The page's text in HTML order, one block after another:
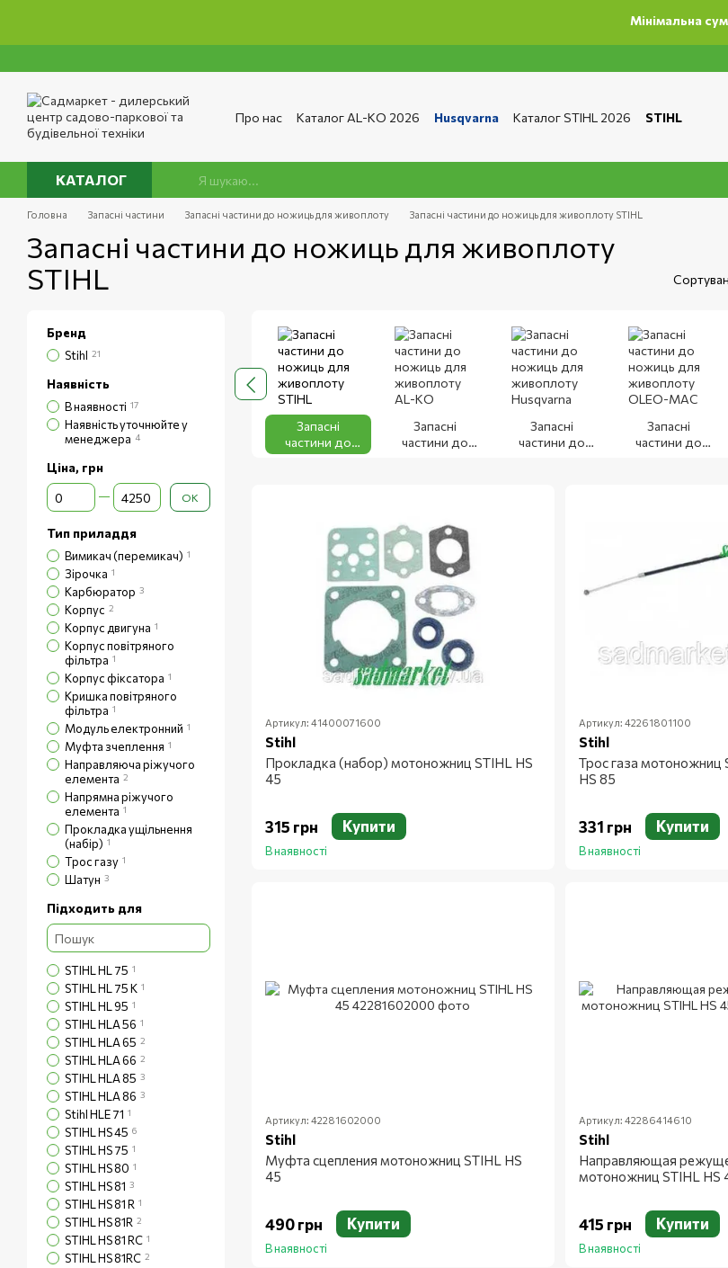
Мінімальна сума
Про нас Каталог AL-KO 2026 Husqvarna Каталог STIHL 2026
STIHL
КАТАЛОГ
Головна Запасні частини Запасні частини до ножиць для живоплоту Запасні частини до ножиць для живоплоту STIHL
Запасні частини до ножиць для живоплоту
STIHL
Запасні
частини до
ножиць для
Запасні
частини до
Запасні
частини до
Запасні
частини до
Артикул: 41400071600
Stihl
Прокладка (набор) мотоножниц STIHL HS
45
315 грн Купити
В наявності
Артикул: 42261801100
Stihl
Трос газа мотоножниц
HS 85
331 грн Купити
В наявності
Артикул: 42281602000
Stihl
Муфта сцепления мотоножниц STIHL HS
45
490 грн Купити
В наявності
Артикул: 42286414610
Stihl
Направляющая
мотоножниц STIHL HS
415 грн Купити
В наявності
Бренд
Stihl 21
Наявність
В наявності 17
Наявність уточнюйте у
менеджера 4
Ціна, грн
Від Ціна, грн
До Ціна, грн ОК
Тип приладдя
Вимикач (перемикач) 1
Зірочка 1
Карбюратор 3
Корпус 2
Корпус двигуна 1
Корпус повітряного
фільтра 1
Корпус фіксатора 1
Кришка повітряного
фільтра 1
Модуль електронний 1
Муфта зчеплення 1
Направляюча ріжучого
елемента 2
Напрямна ріжучого
елемента 1
Прокладка ущільнення
(набір) 1
Трос газу 1
Шатун 3
Підходить для
STIHL HL 75 1
STIHL HL 75 K 1
STIHL HL 95 1
STIHL HLA 56 1
STIHL HLA 65 2
STIHL HLA 66 2
STIHL HLA 85 3
STIHL HLA 86 3
Stihl HLE 71 1
STIHL HS 45 6
STIHL HS 75 1
STIHL HS 80 1
STIHL HS 81 3
STIHL HS 81 R 1
STIHL HS 81R 2
STIHL HS 81 RC 1
STIHL HS 81RC 2